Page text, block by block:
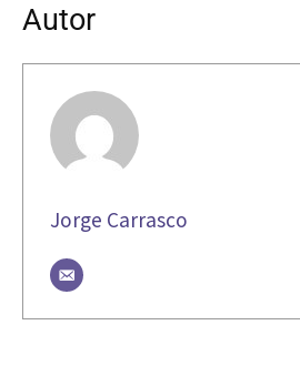
Autor
Jorge Carrasco